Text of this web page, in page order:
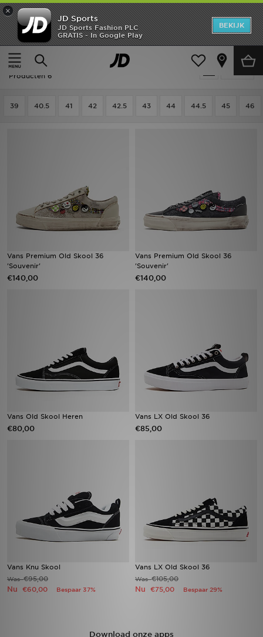
×
JD Sports
JD Sports Fashion PLC
GRATIS - In Google Play
BEKIJK
Thuis
Mannen Herenschoenen Skateschoenen
Mannen - Vans Skateschoenen
Producten 6
39 40.5 41 42 42.5 43 44 44.5 45 46
Vans Premium Old Skool 36
'Souvenir'
€140,00
Vans Premium Old Skool 36
'Souvenir'
€140,00
Vans Old Skool Heren
€80,00
Vans LX Old Skool 36
€85,00
Vans Knu Skool
Was€95,00
Nu €60,00 Bespaar 37%
Vans LX Old Skool 36
Was€105,00
Nu €75,00 Bespaar 29%
Download onze apps
New In
Heren
Dames
Sport
Download de app
Klantenservice